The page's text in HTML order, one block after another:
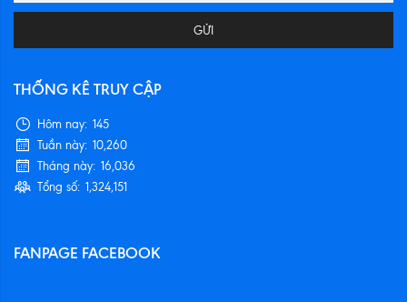
GỬI
THỐNG KÊ TRUY CẬP
Hôm nay: 145
Tuần này: 10,260
Tháng này: 16,036
Tổng số: 1,324,151
FANPAGE FACEBOOK